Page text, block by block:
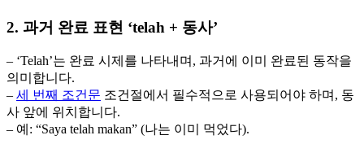
2. 과거 완료 표현 ‘telah + 동사’
– ‘Telah’는 완료 시제를 나타내며, 과거에 이미 완료된 동작을
의미합니다.
– 세 번째 조건문 조건절에서 필수적으로 사용되어야 하며, 동
사 앞에 위치합니다.
– 예: “Saya telah makan” (나는 이미 먹었다).